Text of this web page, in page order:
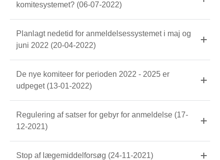
komitesystemet? (06-07-2022)
Planlagt nedetid for anmeldelsessystemet i maj og
juni 2022 (20-04-2022)
De nye komiteer for perioden 2022 - 2025 er
udpeget (13-01-2022)
Regulering af satser for gebyr for anmeldelse (17-
12-2021)
Stop af lægemiddelforsøg (24-11-2021)